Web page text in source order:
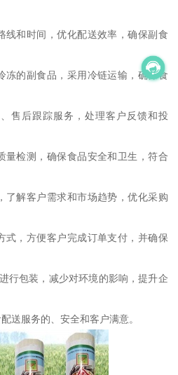
线和时间，优化配送效率，确保副食
冻的副食品，采用冷链运输，确保食
售后跟踪服务，处理客户反馈和投
量检测，确保食品安全和卫生，符合
了解客户需求和市场趋势，优化采购
式，方便客户完成订单支付，并确保
行包装，减少对环境的影响，提升企
送服务的、安全和客户满意。